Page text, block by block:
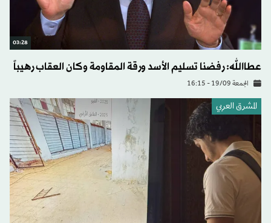
03:28
عطاالله: رفضنا تسليم الأسد ورقة المقاومة وكان العقاب رهيباً
الجمعة 19/09 - 16:15
المشرق العربي